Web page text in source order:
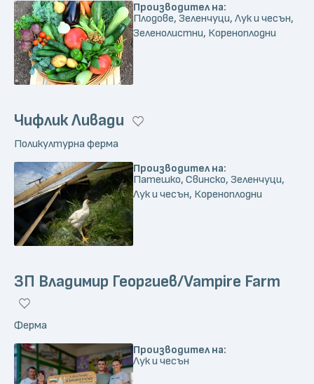
Производител на:
Плодове, Зеленчуци, Лук и чесън,
Зеленолистни, Кореноплодни
Чифлик Ливади
Поликултурна ферма
Производител на:
Патешко, Свинско, Зеленчуци,
Лук и чесън, Кореноплодни
ЗП Владимир Георгиев/Vampire Farm
Ферма
Производител на:
Лук и чесън